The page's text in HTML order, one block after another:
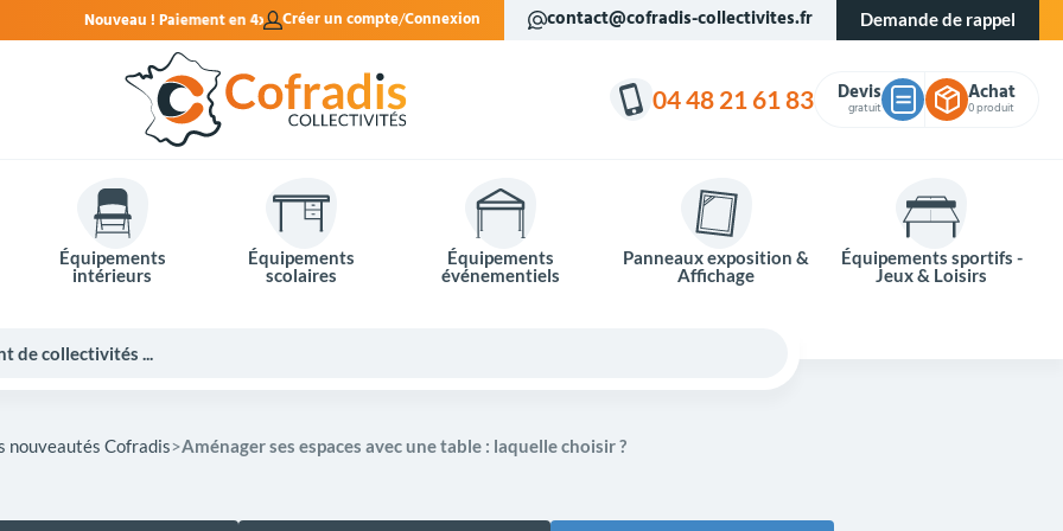
Nouveau ! Paiement en 4x sans frais. Créer un compte Connexion contact@cofradis-collectivites.fr Demande de rappel
04 48 21 61 83 Devis
gratuit
Achat
0 produit
Équipements
intérieurs
Équipements
scolaires
Équipements
événementiels
Panneaux exposition &
Affichage
Équipements sportifs -
Jeux & Loisirs
nouveautés Cofradis Aménager ses espaces avec une table : laquelle choisir ?